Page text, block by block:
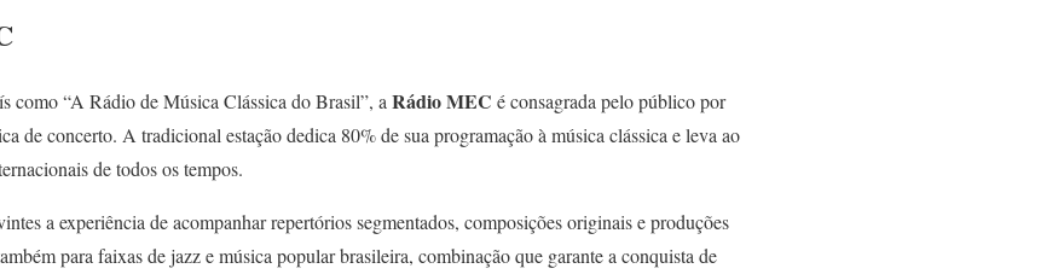
como “A Rádio de Música Clássica do Brasil”, a Rádio MEC é consagrada pelo público por
de concerto. A tradicional estação dedica 80% de sua programação à música clássica e leva ao
de todos os tempos.
a experiência de acompanhar repertórios segmentados, composições originais e produções
para faixas de jazz e música popular brasileira, combinação que garante a conquista de